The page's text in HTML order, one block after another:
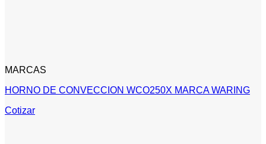
MARCAS
HORNO DE CONVECCION WCO250X MARCA WARING
Cotizar